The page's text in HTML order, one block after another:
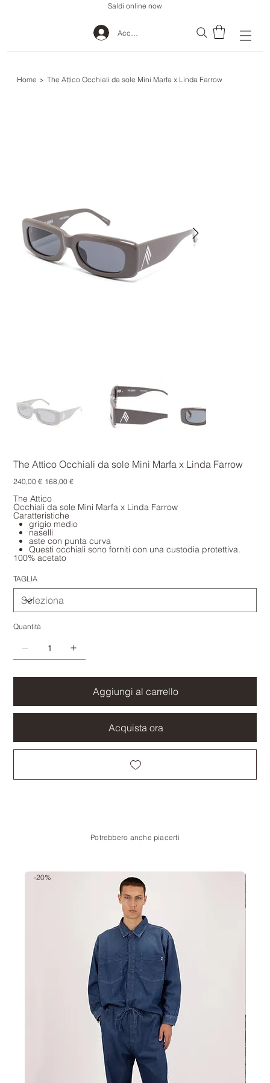
Saldi online now
Accedi
Home > The Attico Occhiali da sole Mini Marfa x Linda Farrow
The Attico Occhiali da sole Mini Marfa x Linda Farrow
Prezzo
originale
240,00 € Prezzo
scontato
168,00 €
The Attico
Occhiali da sole Mini Marfa x Linda Farrow
Caratteristiche
grigio medio
naselli
aste con punta curva
Questi occhiali sono forniti con una custodia protettiva.
100% acetato
TAGLIA
Quantità
Aggiungi al carrello
Acquista ora
Potrebbero anche piacerti
-20%